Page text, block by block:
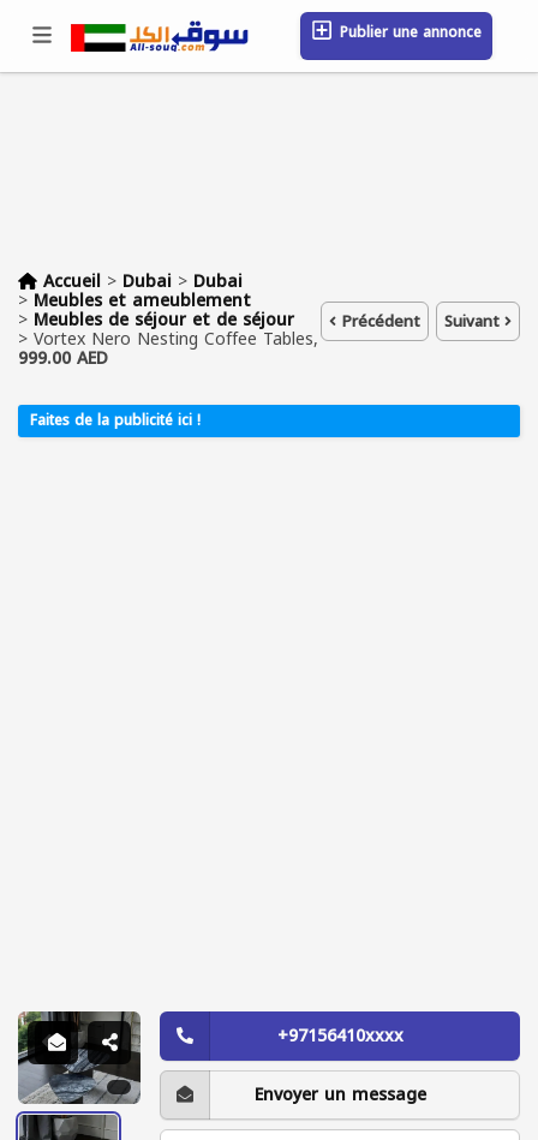
Publier une annonce
Se connecter / S'inscrire
Accueil > Dubai > Dubai
> Meubles et ameublement
> Meubles de séjour et de séjour
>Vortex Nero Nesting Coffee Tables,
999.00 AED
Précédent Suivant
Faites de la publicité ici !
+97156410xxxx
Envoyer un message